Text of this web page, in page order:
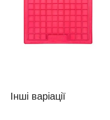
Інші варіації